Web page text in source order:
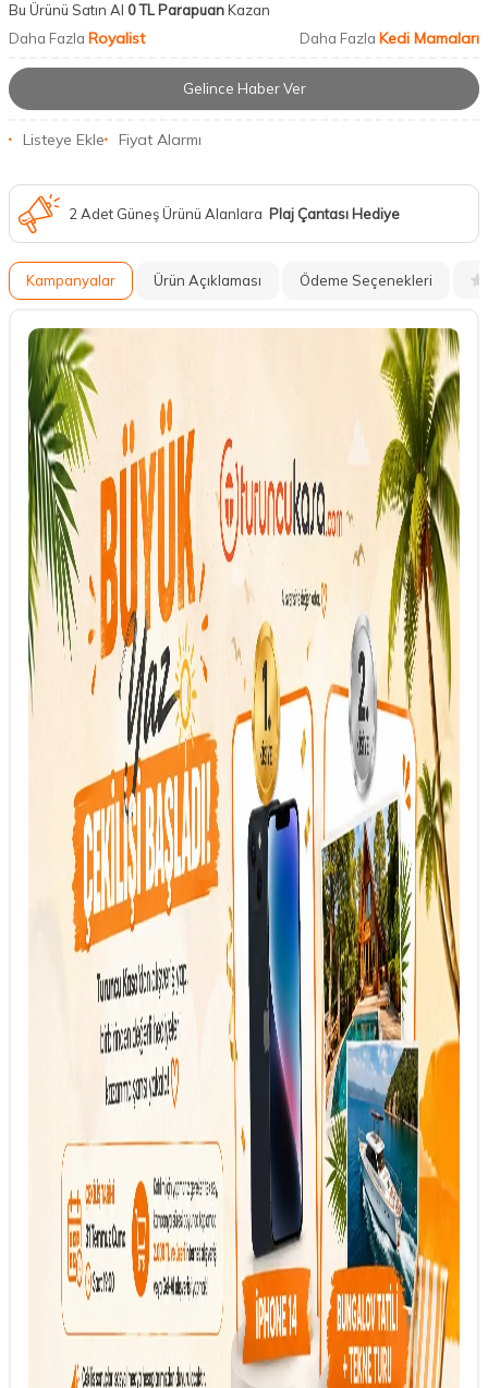
Bu Ürünü Satın Al 0 TL ParapuanKazan
Daha Fazla Royalist Daha Fazla Kedi Mamaları
Gelince Haber Ver
Listeye Ekle Fiyat Alarmı
2 Adet Güneş Ürünü Alanlara Plaj Çantası Hediye
Kampanyalar Ürün Açıklaması Ödeme Seçenekleri